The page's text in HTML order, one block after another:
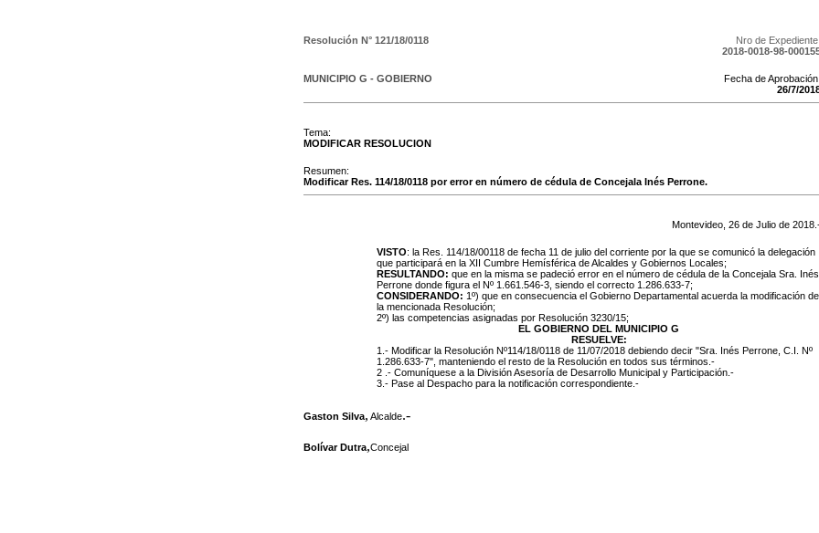
Resolución N° 121/18/0118
Nro de Expediente:
2018-0018-98-
MUNICIPIO G - GOBIERNO
Fecha de Aprobación:
26/7/
Tema:
MODIFICAR RESOLUCION
Resumen:
Modificar Res. 114/18/0118 por error en número de cédula de Concejala Inés Perrone.
Montevideo, 26 de Julio de 2018
VISTO: la Res. 114/18/00118 de fecha 11 de julio del corriente por la que se comunicó la delegación
que participará en la XII Cumbre Hemísférica de Alcaldes y Gobiernos Locales;
RESULTANDO: que en la misma se padeció error en el número de cédula de la Concejala Sra. Inés
Perrone donde figura el Nº 1.661.546-3, siendo el correcto 1.286.633-7;
CONSIDERANDO: 1º) que en consecuencia el Gobierno Departamental acuerda la modificación de
la mencionada Resolución;
2º) las competencias asignadas por Resolución 3230/15;
EL GOBIERNO DEL MUNICIPIO G
RESUELVE:
1.- Modificar la Resolución Nº114/18/0118 de 11/07/2018 debiendo decir "Sra. Inés Perrone, C.I. Nº
1.286.633-7", manteniendo el resto de la Resolución en todos sus términos.-
2 .- Comuníquese a la División Asesoría de Desarrollo Municipal y Participación.-
3.- Pase al Despacho para la notificación correspondiente.-
Gaston Silva, Alcalde.-
Bolívar Dutra,Concejal